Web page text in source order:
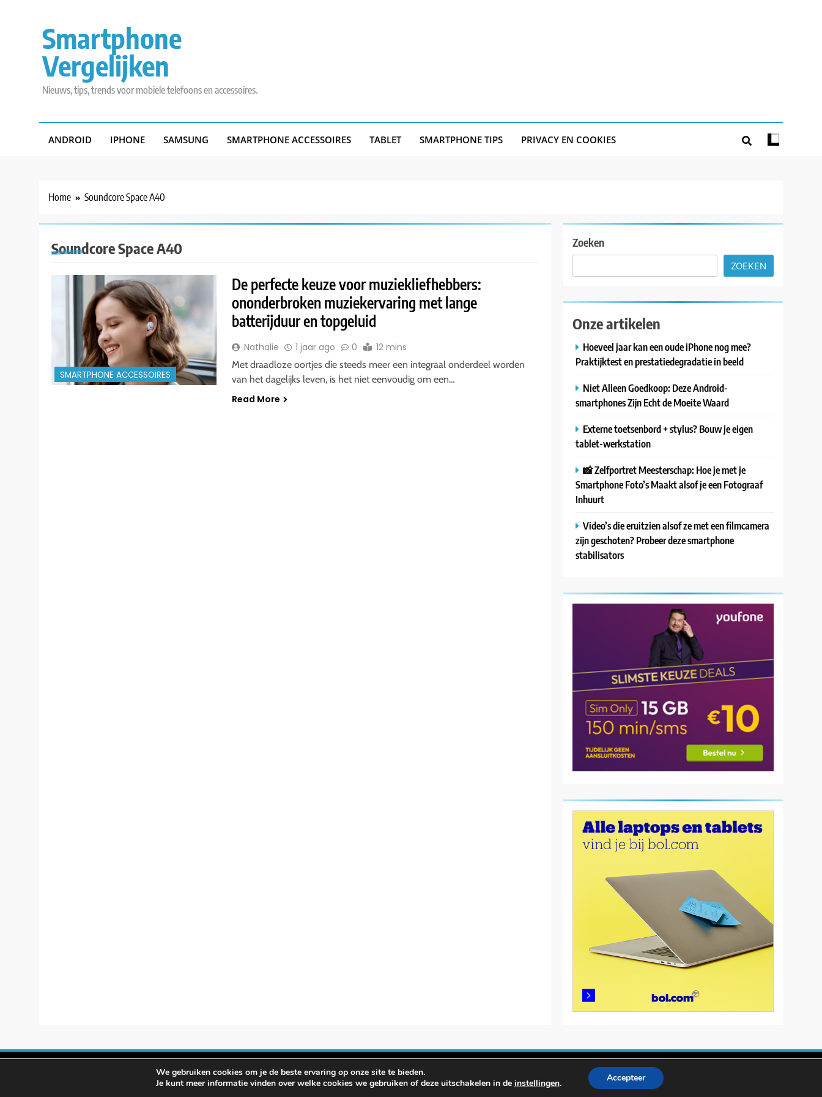
Smartphone
Vergelijken
Nieuws, tips, trends voor mobiele telefoons en accessoires.
ANDROID IPHONE SAMSUNG SMARTPHONE ACCESSOIRES TABLET SMARTPHONE TIPS PRIVACY EN COOKIES
Home Soundcore Space A40
Soundcore Space A40
SMARTPHONE ACCESSOIRES
De perfecte keuze voor muziekliefhebbers:
ononderbroken muziekervaring met lange
batterijduur en topgeluid
Nathalie 1 jaar ago 0 12 mins
Met draadloze oortjes die steeds meer een integraal onderdeel worden
van het dagelijks leven, is het niet eenvoudig om een…
Read More
Zoeken
ZOEKEN
Onze artikelen
Hoeveel jaar kan een oude iPhone nog mee?
Praktijktest en prestatiedegradatie in beeld
Niet Alleen Goedkoop: Deze Android-
smartphones Zijn Echt de Moeite Waard
Externe toetsenbord + stylus? Bouw je eigen
tablet-werkstation
📸 Zelfportret Meesterschap: Hoe je met je
Smartphone Foto’s Maakt alsof je een Fotograaf
Inhuurt
Video’s die eruitzien alsof ze met een filmcamera
zijn geschoten? Probeer deze smartphone
stabilisators
© smartphonevergelijken.info 2026. Powered ByBlazeThemes
We gebruiken cookies om je de beste ervaring op onze site te bieden.
Je kunt meer informatie vinden over welke cookies we gebruiken of deze uitschakelen in de instellingen. Accepteer